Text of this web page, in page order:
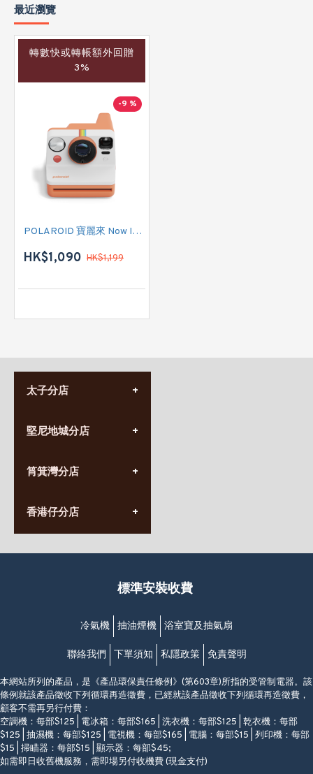
最近瀏覽
轉數快或轉帳額外回贈
3%
-9 %
POLAROID 寶麗來 Now Instant Camera Generation 3 (009156) 即影即有相機 (珊瑚橙色)
HK$1,090 HK$1,199
太子分店
營業時間:
九龍太子太子道西141號
堅尼地城分店
營業時間:
香港堅尼地城卑路乍街
(堅尼地城地鐵站B出口)
筲箕灣分店
營業時間:
(10:00am-20:30pm)
香港仔分店
營業時間:
香港香港仔成都道20-28號
(黃竹坑地鐵站轉4M專線小巴)
標準安裝收費
冷氣機 抽油煙機 浴室寶及抽氣扇
聯絡我們 下單須知 私隱政策 免責聲明
本網站所列的產品，是《產品環保責任條例》(第603章)所指的受管制電器。該
條例就該產品徵收下列循環再造徵費，已經就該產品徵收下列循環再造徵費，
顧客不需再另行付費：
空調機：每部$125 | 電冰箱：每部$165 | 洗衣機：每部$125 | 乾衣機：每部
$125 | 抽濕機：每部$125 | 電視機：每部$165 | 電腦：每部$15 | 列印機：每部
$15 | 掃瞄器：每部$15 | 顯示器：每部$45;
如需即日收舊機服務，需即場另付收機費 (現金支付)